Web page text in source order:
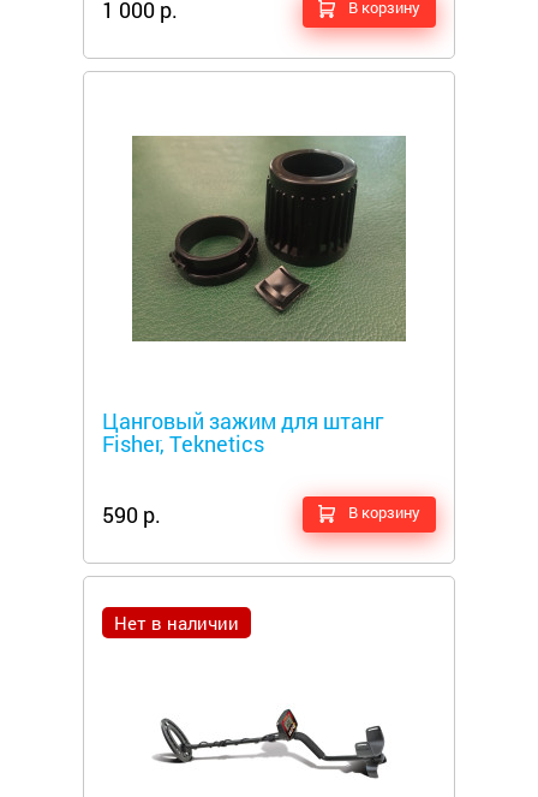
1 000 р. В корзину
Цанговый зажим для штанг
Fisher, Teknetics
590 р. В корзину
Нет в наличии